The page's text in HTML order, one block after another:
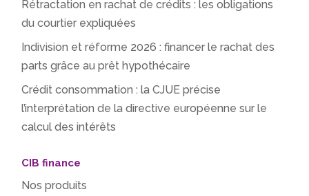
Rétractation en rachat de crédits : les obligations
du courtier expliquées
Indivision et réforme 2026 : financer le rachat des
parts grâce au prêt hypothécaire
Crédit consommation : la CJUE précise
l’interprétation de la directive européenne sur le
calcul des intérêts
CIB finance
Nos produits